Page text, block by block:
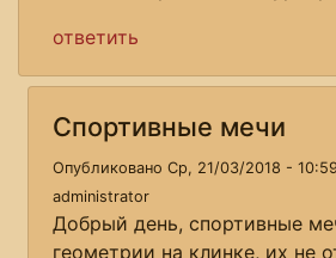
ответить
Спортивные мечи
Опубликовано Ср, 21/03/2018 -
administrator
Добрый день, спортивные
геометрии на клинке, их не